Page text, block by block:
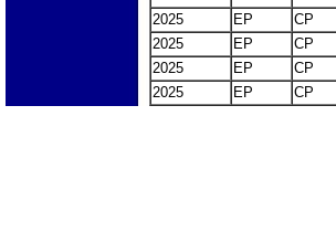
2025
EP
CP
2025
EP
CP
2025
EP
CP
2025
EP CP